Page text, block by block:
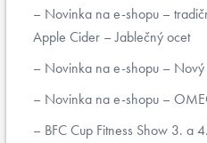
Novinka na e-shopu –
Apple Cider – Jablečný ocet
Novinka na e-shopu – Nový
Novinka na e-shopu –
BFC Cup Fitness Show 3. a